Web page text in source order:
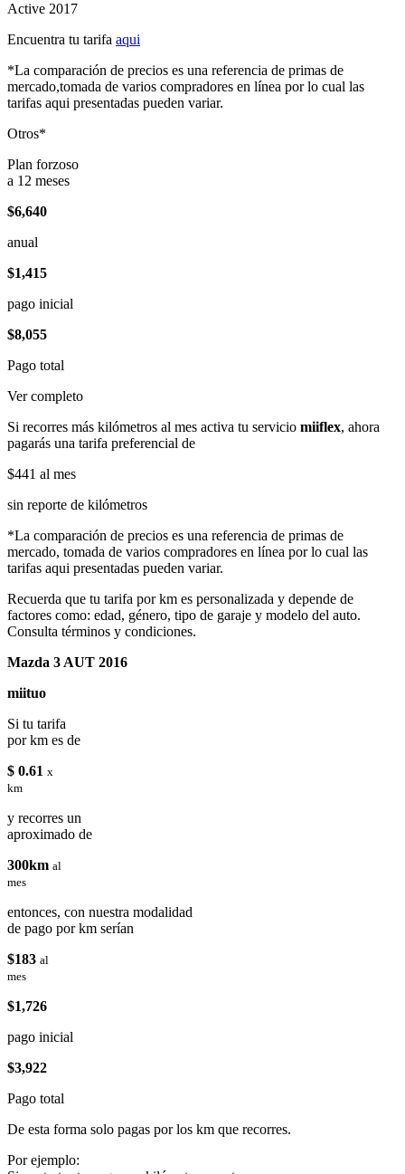
Active 2017
Encuentra tu tarifa aqui
*La comparación de precios es una referencia de primas de
mercado,tomada de varios compradores en línea por lo cual las
tarifas aqui presentadas pueden variar.
Otros*
Plan forzoso
a 12 meses
$6,640
anual
$1,415
pago inicial
$8,055
Pago total
Ver completo
Si recorres más kilómetros al mes activa tu servicio miiflex, ahora
pagarás una tarifa preferencial de
$441 al mes
sin reporte de kilómetros
*La comparación de precios es una referencia de primas de
mercado, tomada de varios compradores en línea por lo cual las
tarifas aqui presentadas pueden variar.
Recuerda que tu tarifa por km es personalizada y depende de
factores como: edad, género, tipo de garaje y modelo del auto.
Consulta términos y condiciones.
Mazda 3 AUT 2016
miituo
Si tu tarifa
por km es de
$ 0.61 x
km
y recorres un
aproximado de
300km al
mes
entonces, con nuestra modalidad
de pago por km serían
$183 al
mes
$1,726
pago inicial
$3,922
Pago total
De esta forma solo pagas por los km que recorres.
Por ejemplo: